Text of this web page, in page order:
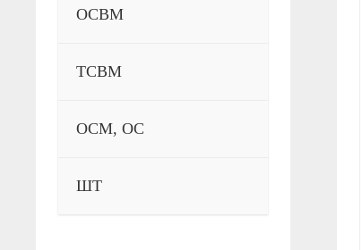
ОСВМ
ТСВМ
ОСМ, ОС
ШТ